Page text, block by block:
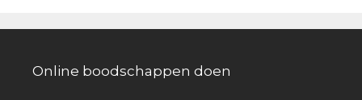
Online boodschappen doen